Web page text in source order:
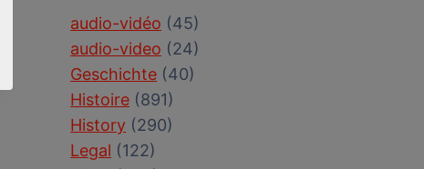
audio-vidéo (45)
audio-video (24)
Geschichte (40)
Histoire (891)
History (290)
Legal (122)